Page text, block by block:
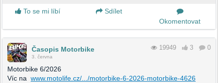
To se mi líbí
Sdílet
Okomentovat
Časopis Motorbike
3. června
19949 3 0
Motorbike 6/2026
Víc na www.motolife.cz/.../motorbike-6-2026-motorbike-4626